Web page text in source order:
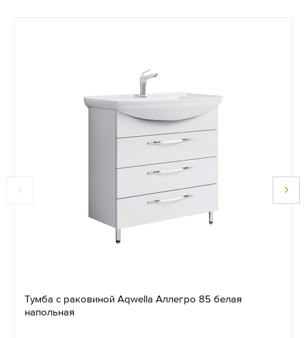
Тумба с раковиной Aqwella Аллегро 85 белая
напольная